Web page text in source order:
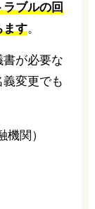
ラブルの回
ます。
書が必要な
変更でも
関）